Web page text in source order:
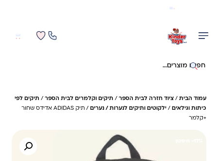
חיפוש באתר
עמוד הבית / ציוד חזרה לבית הספר / תיקים וקלמרים לבית הספר / תיקים לפי
כיתות וגילאים / ילקוטים ותיקים לנערות / נערים
/ תיק ADIDAS אדידס שחור
+קלמר